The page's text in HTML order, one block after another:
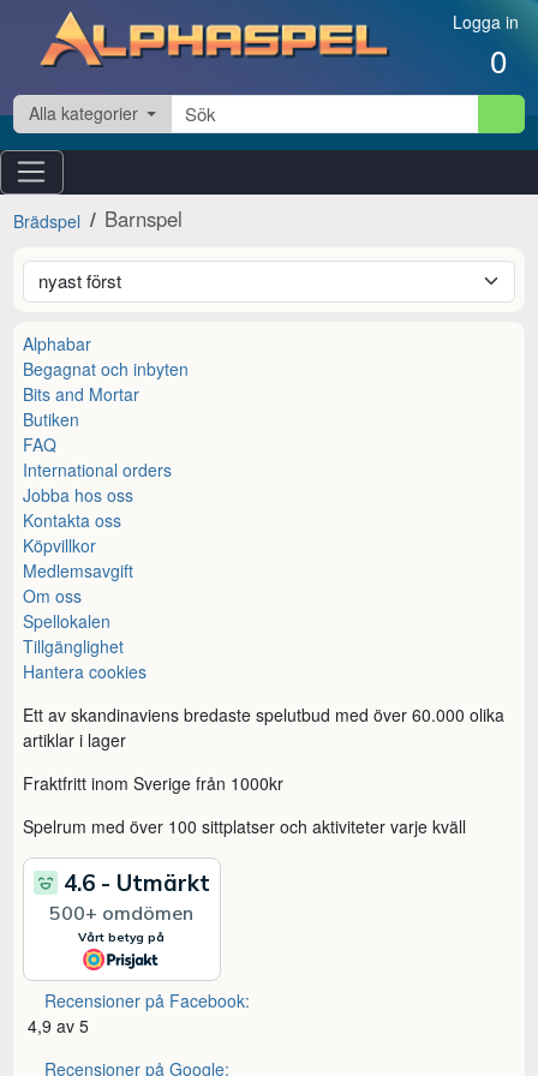
Hoppa till innehåll Logga in
0
Alla kategorier
Brädspel Barnspel
Alphabar
Begagnat och inbyten
Bits and Mortar
Butiken
FAQ
International orders
Jobba hos oss
Kontakta oss
Köpvillkor
Medlemsavgift
Om oss
Spellokalen
Tillgänglighet
Hantera cookies
Ett av skandinaviens bredaste spelutbud med över 60.000 olika
artiklar i lager
Fraktfritt inom Sverige från 1000kr
Spelrum med över 100 sittplatser och aktiviteter varje kväll
Recensioner på Facebook:
4,9 av 5
Recensioner på Google: